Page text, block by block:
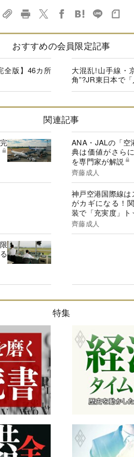
おすすめの会員限定記事
全版】46カ所
大混乱!山手線・
角”?JR東日本で
関連記事
ANA・JALの「空
典は価値がさら
を専門家が解説
齊藤成人
神戸空港国際線
がカギになる！
装で「充実度」ト
齊藤成人
特集